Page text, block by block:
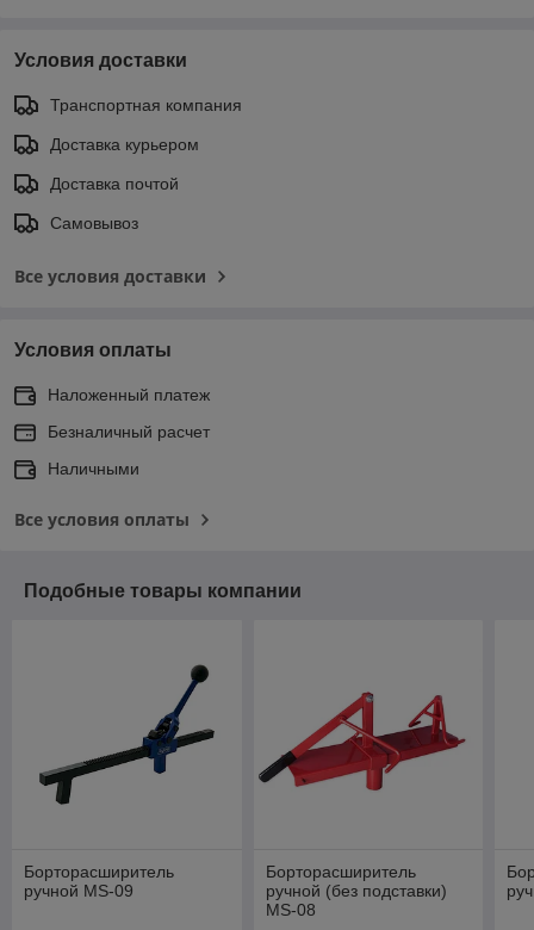
Условия доставки
Транспортная компания
Доставка курьером
Доставка почтой
Самовывоз
Все условия доставки
Условия оплаты
Наложенный платеж
Безналичный расчет
Наличными
Все условия оплаты
Подобные товары компании
Борторасширитель
ручной MS-09
Борторасширитель
ручной (без подставки)
MS-08